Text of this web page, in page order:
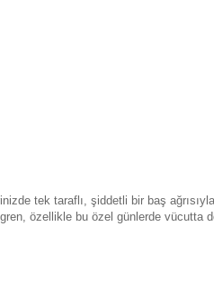
tek taraflı, şiddetli bir baş
özellikle bu özel günlerde vücutta